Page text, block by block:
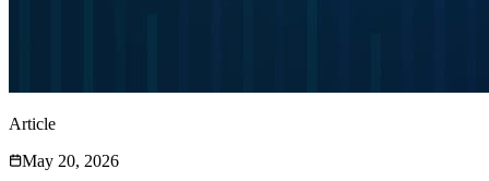
Article
May 20, 2026